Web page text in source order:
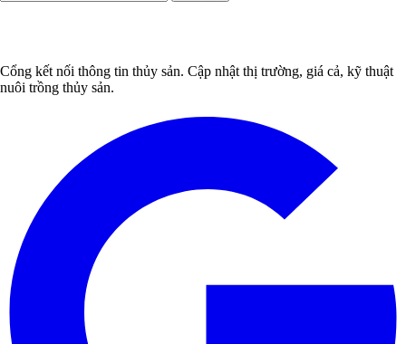
Cổng kết nối thông tin thủy sản. Cập nhật thị trường, giá cả, kỹ thuật
nuôi trồng thủy sản.